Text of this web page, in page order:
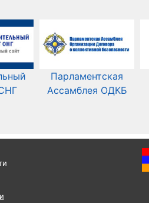
Парламентская
Ассамблея ОДКБ